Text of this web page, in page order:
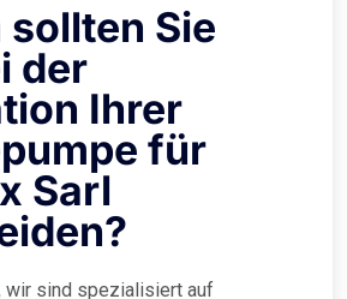
sollten Sie
der
Ihrer
für
Sarl
wir sind spezialisiert auf